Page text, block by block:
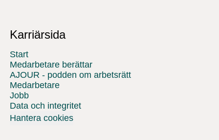
Karriärsida
Start
Medarbetare berättar
AJOUR - podden om arbetsrätt
Medarbetare
Jobb
Data och integritet
Hantera cookies